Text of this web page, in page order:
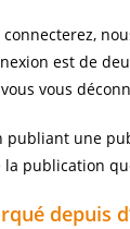
connecterez,
est de
vous
publiant une
la publication
depuis